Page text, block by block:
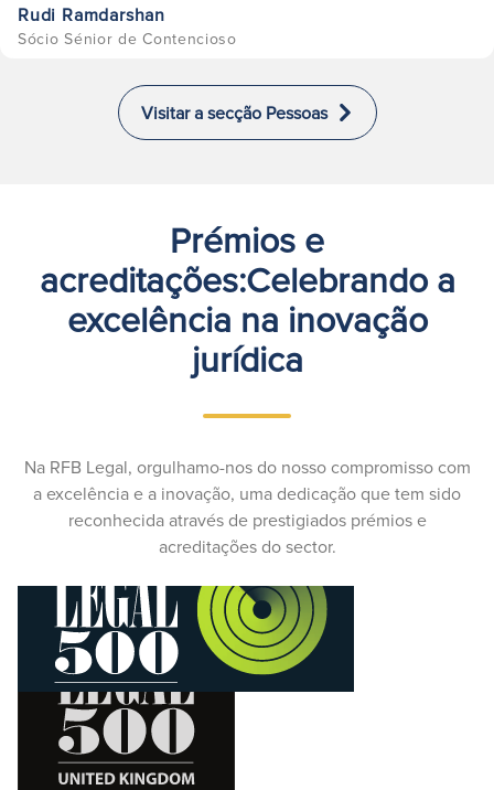
Rudi Ramdarshan
Sócio Sénior de Contencioso
Visitar a secção Pessoas
Prémios e
acreditações:Celebrando a
excelência na inovação
jurídica
Na RFB Legal, orgulhamo-nos do nosso compromisso com
a excelência e a inovação, uma dedicação que tem sido
reconhecida através de prestigiados prémios e
acreditações do sector.